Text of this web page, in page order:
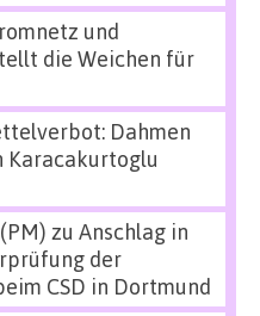
und
die Weichen für
Dahmen
Karacakurtoglu
zu Anschlag in
der
CSD in Dortmund